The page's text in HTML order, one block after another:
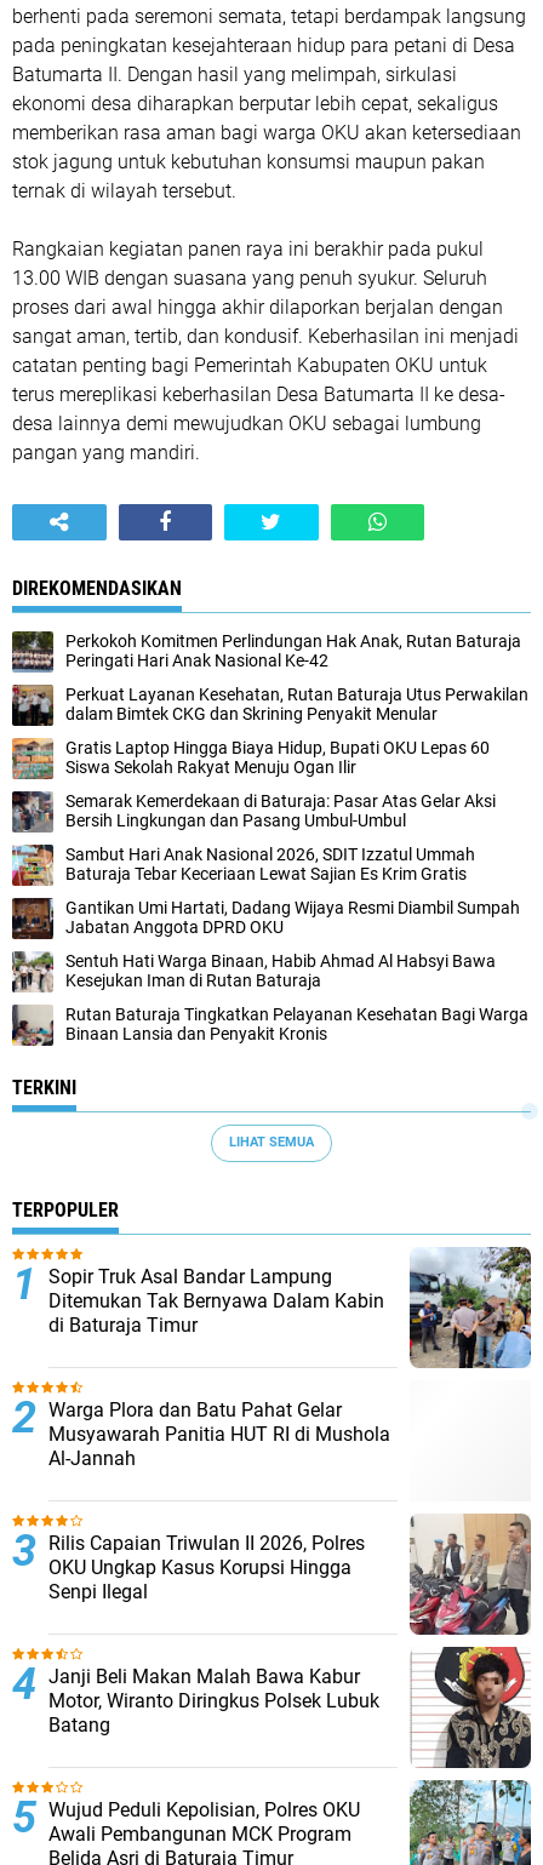
berhenti pada seremoni semata, tetapi berdampak langsung
pada peningkatan kesejahteraan hidup para petani di Desa
Batumarta II. Dengan hasil yang melimpah, sirkulasi
ekonomi desa diharapkan berputar lebih cepat, sekaligus
memberikan rasa aman bagi warga OKU akan ketersediaan
stok jagung untuk kebutuhan konsumsi maupun pakan
ternak di wilayah tersebut.
Rangkaian kegiatan panen raya ini berakhir pada pukul
13.00 WIB dengan suasana yang penuh syukur. Seluruh
proses dari awal hingga akhir dilaporkan berjalan dengan
sangat aman, tertib, dan kondusif. Keberhasilan ini menjadi
catatan penting bagi Pemerintah Kabupaten OKU untuk
terus mereplikasi keberhasilan Desa Batumarta II ke desa-
desa lainnya demi mewujudkan OKU sebagai lumbung
pangan yang mandiri.
DIREKOMENDASIKAN
Perkokoh Komitmen Perlindungan Hak Anak, Rutan Baturaja
Peringati Hari Anak Nasional Ke-42
Perkuat Layanan Kesehatan, Rutan Baturaja Utus Perwakilan
dalam Bimtek CKG dan Skrining Penyakit Menular
Gratis Laptop Hingga Biaya Hidup, Bupati OKU Lepas 60
Siswa Sekolah Rakyat Menuju Ogan Ilir
Semarak Kemerdekaan di Baturaja: Pasar Atas Gelar Aksi
Bersih Lingkungan dan Pasang Umbul-Umbul
Sambut Hari Anak Nasional 2026, SDIT Izzatul Ummah
Baturaja Tebar Keceriaan Lewat Sajian Es Krim Gratis
Gantikan Umi Hartati, Dadang Wijaya Resmi Diambil Sumpah
Jabatan Anggota DPRD OKU
Sentuh Hati Warga Binaan, Habib Ahmad Al Habsyi Bawa
Kesejukan Iman di Rutan Baturaja
Rutan Baturaja Tingkatkan Pelayanan Kesehatan Bagi Warga
Binaan Lansia dan Penyakit Kronis
TERKINI
LIHAT SEMUA
TERPOPULER
Sopir Truk Asal Bandar Lampung
Ditemukan Tak Bernyawa Dalam Kabin
di Baturaja Timur
Warga Plora dan Batu Pahat Gelar
Musyawarah Panitia HUT RI di Mushola
Al-Jannah
Rilis Capaian Triwulan II 2026, Polres
OKU Ungkap Kasus Korupsi Hingga
Senpi Ilegal
Janji Beli Makan Malah Bawa Kabur
Motor, Wiranto Diringkus Polsek Lubuk
Batang
Wujud Peduli Kepolisian, Polres OKU
Awali Pembangunan MCK Program
Belida Asri di Baturaja Timur